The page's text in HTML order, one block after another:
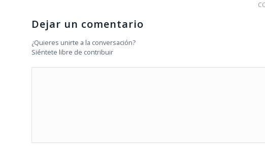
Dejar un comentario
¿Quieres unirte a la conversación?
Siéntete libre de contribuir